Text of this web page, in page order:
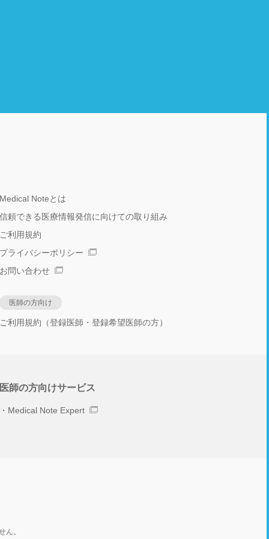
Medical Noteとは
信頼できる医療情報発信に向けての取り組み
ご利用規約
プライバシーポリシー
お問い合わせ
医師の方向け
ご利用規約（登録医師・登録希望医師の方）
医師の方向けサービス
Medical Note Expert
ん。